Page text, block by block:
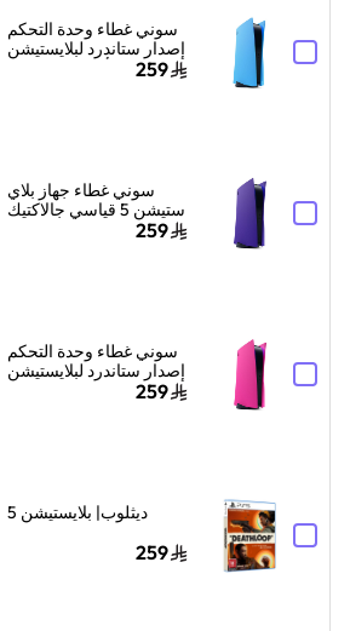
سوني غطاء وحدة التحكم
إصدار ستاندرد لبلايستيشن
5 – أزرق ستارلايت259
سوني غطاء جهاز بلاي
ستيشن 5 قياسي جالاكتيك
259
سوني غطاء وحدة التحكم
إصدار ستاندرد لبلايستيشن
259
ديثلوب| بلايستيشن 5
259